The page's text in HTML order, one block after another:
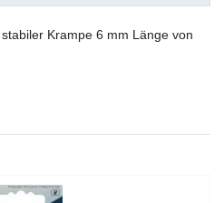
Krampe 6 mm Länge von